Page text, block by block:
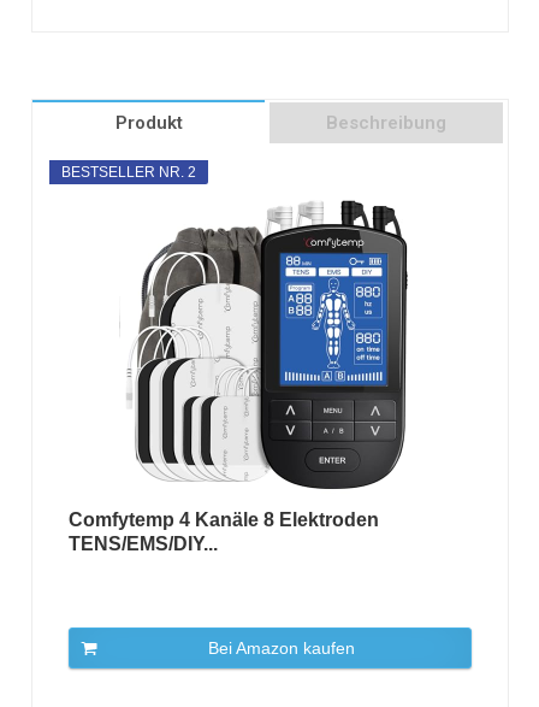
Produkt Beschreibung
BESTSELLER NR. 2
Comfytemp 4 Kanäle 8 Elektroden
TENS/EMS/DIY...
Bei Amazon kaufen